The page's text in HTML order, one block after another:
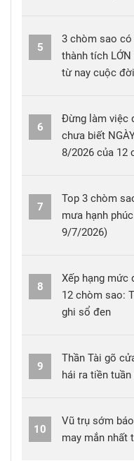
5
3 chòm sao có
thành tích
từ nay cuộc
6
Đừng làm việc
chưa biết
8/2026 của 12
7
Top 3 chòm
mưa hạnh
9/7/2026)
8
Xếp hạng mức
12 chòm sao:
ghi sổ đen
9
Thần Tài gõ
hái ra tiền
10
Vũ trụ sớm
may mắn nhất